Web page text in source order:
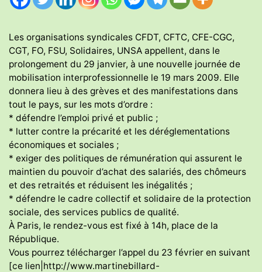
Les organisations syndicales CFDT, CFTC, CFE-CGC,
CGT, FO, FSU, Solidaires, UNSA appellent, dans le
prolongement du 29 janvier, à une nouvelle journée de
mobilisation interprofessionnelle le 19 mars 2009. Elle
donnera lieu à des grèves et des manifestations dans
tout le pays, sur les mots d’ordre :
* défendre l’emploi privé et public ;
* lutter contre la précarité et les déréglementations
économiques et sociales ;
* exiger des politiques de rémunération qui assurent le
maintien du pouvoir d’achat des salariés, des chômeurs
et des retraités et réduisent les inégalités ;
* défendre le cadre collectif et solidaire de la protection
sociale, des services publics de qualité.
À Paris, le rendez-vous est fixé à 14h, place de la
République.
Vous pourrez télécharger l’appel du 23 février en suivant
[ce lien|http://www.martinebillard-